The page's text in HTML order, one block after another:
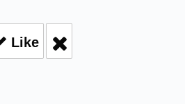
Like